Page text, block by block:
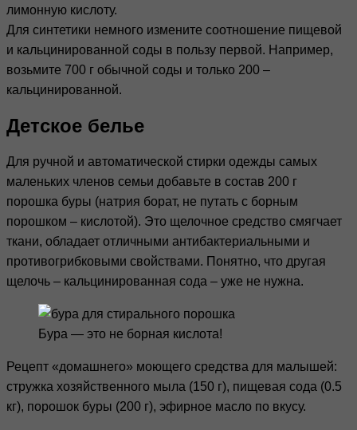
лимонную кислоту.
Для синтетики немного измените соотношение пищевой
и кальцинированной соды в пользу первой. Например,
возьмите 700 г обычной соды и только 200 –
кальцинированной.
Детское белье
Для ручной и автоматической стирки одежды самых
маленьких членов семьи добавьте в состав 200 г
порошка буры (натрия борат, не путать с борным
порошком – кислотой). Это щелочное средство смягчает
ткани, обладает отличными антибактериальными и
противогрибковыми свойствами. Понятно, что другая
щелочь – кальцинированная сода – уже не нужна.
Бура — это не борная кислота!
Рецепт «домашнего» моющего средства для малышей:
стружка хозяйственного мыла (150 г), пищевая сода (0.5
кг), порошок буры (200 г), эфирное масло по вкусу.